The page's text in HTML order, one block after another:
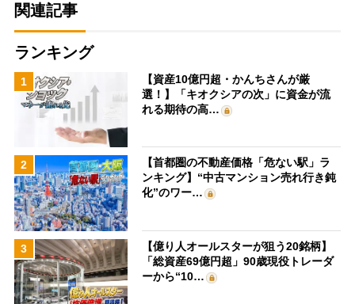
関連記事
ランキング
1
【資産10億円超・かんちさんが厳
選！】「キオクシアの次」に資金が流
れる期待の高…
2
【首都圏の不動産価格「危ない駅」ラ
ンキング】“中古マンション売れ行き鈍
化”のワー…
3
【億り人オールスターが狙う20銘柄】
「総資産69億円超」90歳現役トレーダ
ーから“10…